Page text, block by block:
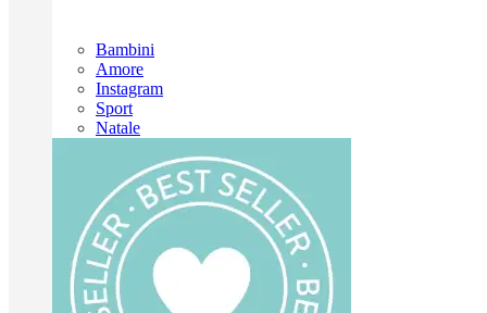
Bambini
Amore
Instagram
Sport
Natale